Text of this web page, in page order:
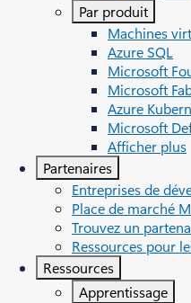
Par produit
Machines
Azure SQL
Microsoft
Microsoft
Azure
Microsoft
Afficher plus
Partenaires
Entreprises de
Place de marché
Trouvez un
Ressources pour
Ressources
Apprentissage